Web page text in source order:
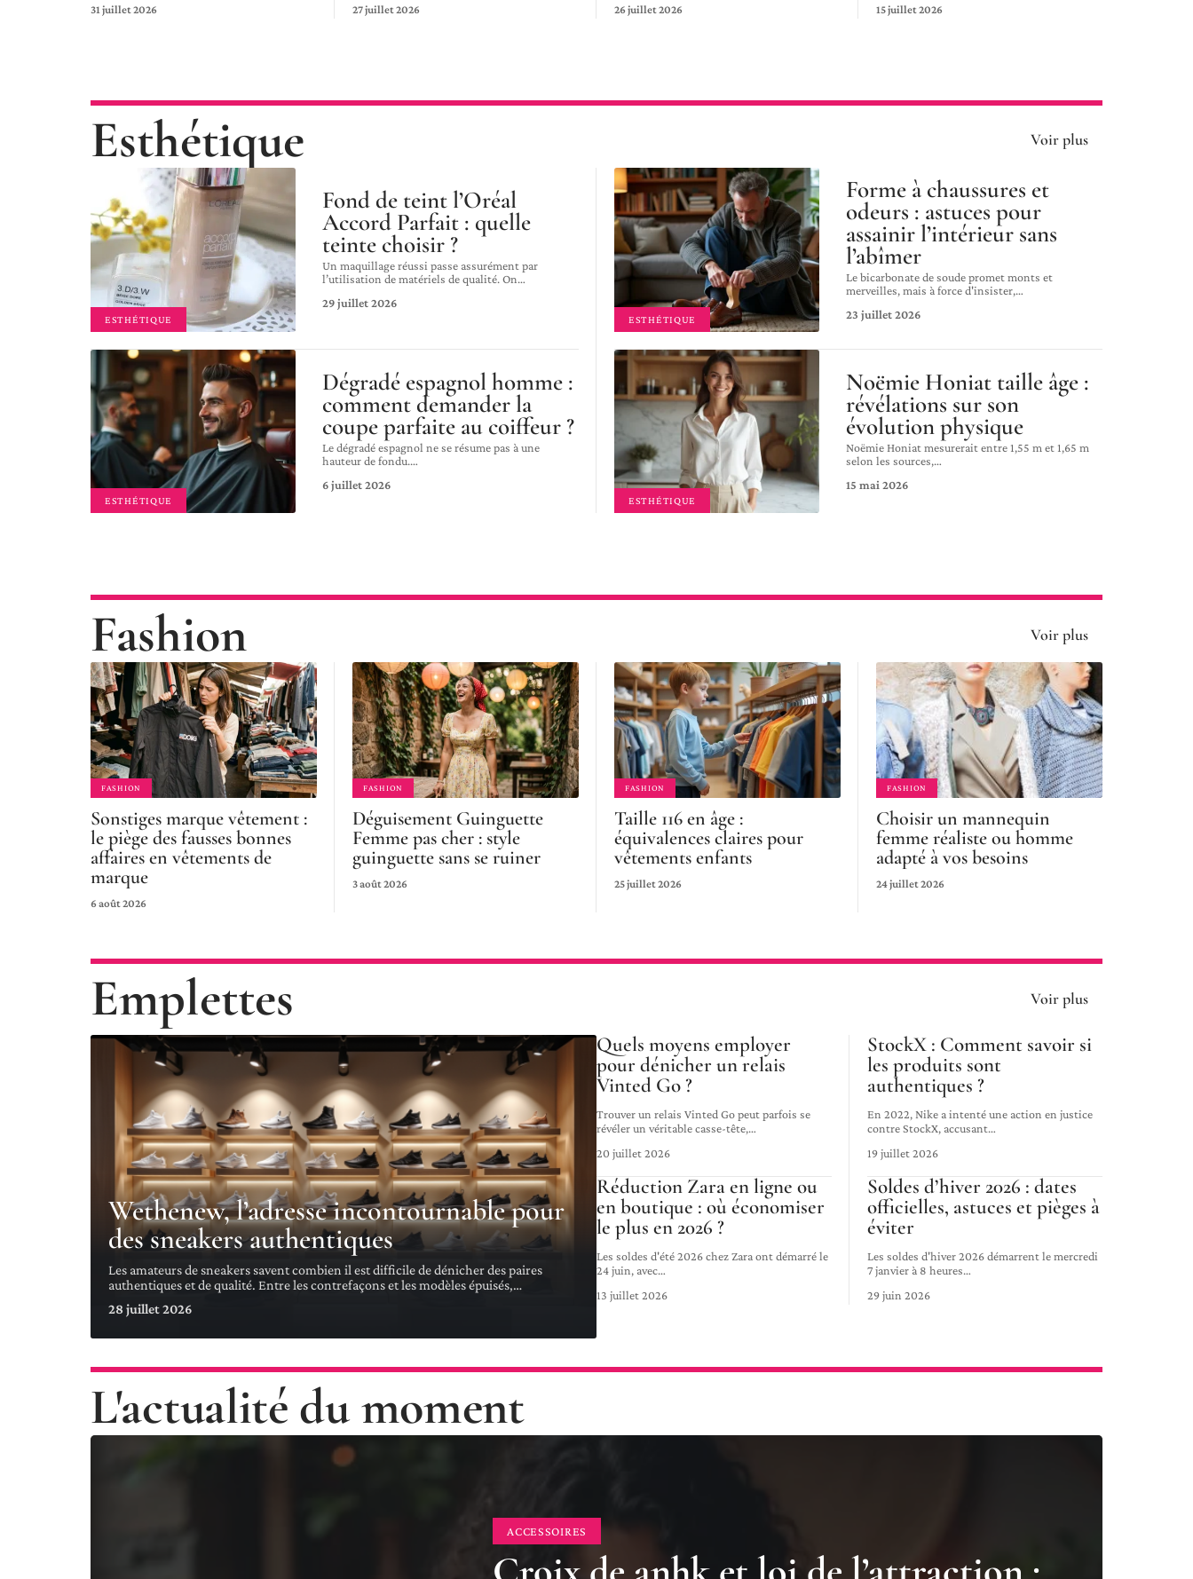
31 juillet 2026 27 juillet 2026 26 juillet 2026 15 juillet 2026
Esthétique Voir plus
ESTHÉTIQUE
Fond de teint l’Oréal
Accord Parfait : quelle
teinte choisir ?
Un maquillage réussi passe assurément par
l’utilisation de matériels de qualité. On…
29 juillet 2026
ESTHÉTIQUE
Forme à chaussures et
odeurs : astuces pour
assainir l’intérieur sans
l’abîmer
Le bicarbonate de soude promet monts et
merveilles, mais à force d'insister,…
23 juillet 2026
ESTHÉTIQUE
Dégradé espagnol homme :
comment demander la
coupe parfaite au coiffeur ?
Le dégradé espagnol ne se résume pas à une
hauteur de fondu.…
6 juillet 2026
ESTHÉTIQUE
Noëmie Honiat taille âge :
révélations sur son
évolution physique
Noëmie Honiat mesurerait entre 1,55 m et 1,65 m
selon les sources,…
15 mai 2026
Fashion Voir plus
FASHION
Sonstiges marque vêtement :
le piège des fausses bonnes
affaires en vêtements de
marque
6 août 2026
FASHION
Déguisement Guinguette
Femme pas cher : style
guinguette sans se ruiner
3 août 2026
FASHION
Taille 116 en âge :
équivalences claires pour
vêtements enfants
25 juillet 2026
FASHION
Choisir un mannequin
femme réaliste ou homme
adapté à vos besoins
24 juillet 2026
Emplettes Voir plus
Wethenew, l’adresse incontournable pour
des sneakers authentiques
Les amateurs de sneakers savent combien il est difficile de dénicher des paires
authentiques et de qualité. Entre les contrefaçons et les modèles épuisés,…
28 juillet 2026
Quels moyens employer
pour dénicher un relais
Vinted Go ?
Trouver un relais Vinted Go peut parfois se
révéler un véritable casse-tête,…
20 juillet 2026
StockX : Comment savoir si
les produits sont
authentiques ?
En 2022, Nike a intenté une action en justice
contre StockX, accusant…
19 juillet 2026
Réduction Zara en ligne ou
en boutique : où économiser
le plus en 2026 ?
Les soldes d'été 2026 chez Zara ont démarré le
24 juin, avec…
13 juillet 2026
Soldes d’hiver 2026 : dates
officielles, astuces et pièges à
éviter
Les soldes d'hiver 2026 démarrent le mercredi
7 janvier à 8 heures…
29 juin 2026
L'actualité du moment
ACCESSOIRES